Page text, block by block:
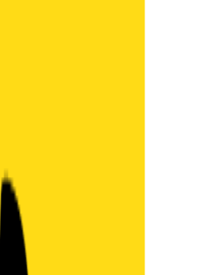
Kart